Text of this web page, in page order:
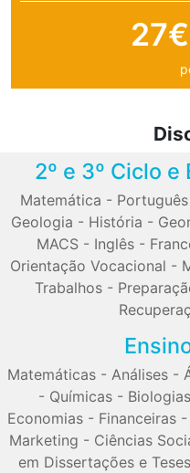
2º e 3º Ciclo
Matemática - Português
Geologia - História -
MACS - Inglês -
Orientação Vocacional -
Trabalhos -
Matemáticas - Análises -
- Químicas- Biologias
Economias- Financeiras-
Marketing - Ciências
em Dissertações e Teses